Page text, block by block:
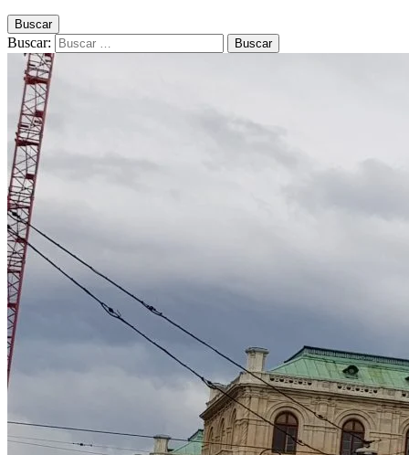
Buscar
Buscar: